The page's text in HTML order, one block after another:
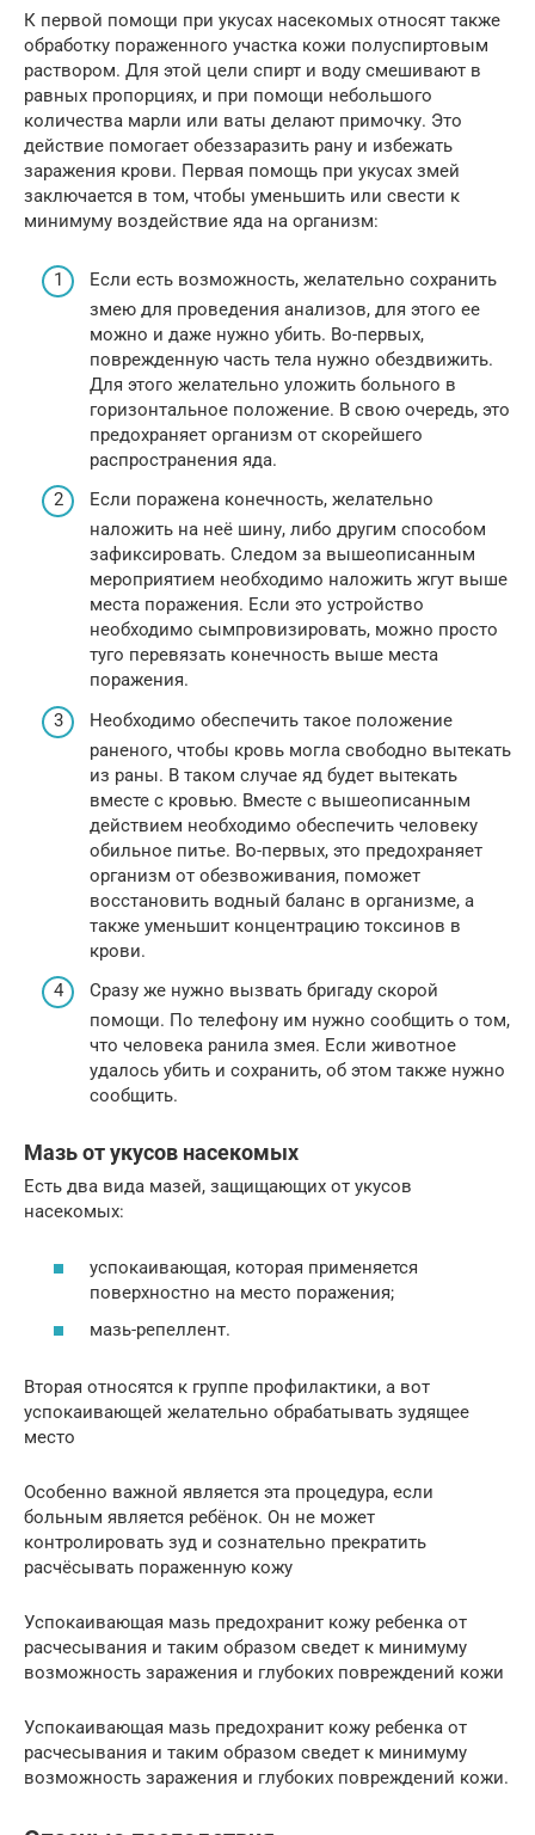
К первой помощи при укусах насекомых относят также
обработку пораженного участка кожи полуспиртовым
раствором. Для этой цели спирт и воду смешивают в
равных пропорциях, и при помощи небольшого
количества марли или ваты делают примочку. Это
действие помогает обеззаразить рану и избежать
заражения крови. Первая помощь при укусах змей
заключается в том, чтобы уменьшить или свести к
минимуму воздействие яда на организм:
Если есть возможность, желательно сохранить
змею для проведения анализов, для этого ее
можно и даже нужно убить. Во-первых,
поврежденную часть тела нужно обездвижить.
Для этого желательно уложить больного в
горизонтальное положение. В свою очередь, это
предохраняет организм от скорейшего
распространения яда.
Если поражена конечность, желательно
наложить на неё шину, либо другим способом
зафиксировать. Следом за вышеописанным
мероприятием необходимо наложить жгут выше
места поражения. Если это устройство
необходимо сымпровизировать, можно просто
туго перевязать конечность выше места
поражения.
Необходимо обеспечить такое положение
раненого, чтобы кровь могла свободно вытекать
из раны. В таком случае яд будет вытекать
вместе с кровью. Вместе с вышеописанным
действием необходимо обеспечить человеку
обильное питье. Во-первых, это предохраняет
организм от обезвоживания, поможет
восстановить водный баланс в организме, а
также уменьшит концентрацию токсинов в
крови.
Сразу же нужно вызвать бригаду скорой
помощи. По телефону им нужно сообщить о том,
что человека ранила змея. Если животное
удалось убить и сохранить, об этом также нужно
сообщить.
Мазь от укусов насекомых
Есть два вида мазей, защищающих от укусов
насекомых:
успокаивающая, которая применяется
поверхностно на место поражения;
мазь-репеллент.
Вторая относятся к группе профилактики, а вот
успокаивающей желательно обрабатывать зудящее
место
Особенно важной является эта процедура, если
больным является ребёнок. Он не может
контролировать зуд и сознательно прекратить
расчёсывать пораженную кожу
Успокаивающая мазь предохранит кожу ребенка от
расчесывания и таким образом сведет к минимуму
возможность заражения и глубоких повреждений кожи
Успокаивающая мазь предохранит кожу ребенка от
расчесывания и таким образом сведет к минимуму
возможность заражения и глубоких повреждений кожи.